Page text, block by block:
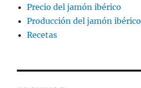
Precio del jamón ibérico
Producción del jamón ibérico
Recetas